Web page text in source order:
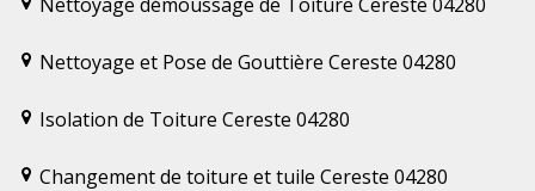
Nettoyage et Pose de Gouttière Cereste 04280
Isolation de Toiture Cereste 04280
Changement de toiture et tuile Cereste 04280